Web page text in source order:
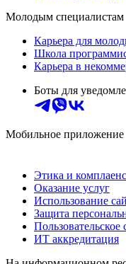
Молодым специалистам
Карьера для
Школа
Карьера в
Боты для
Мобильное приложение
Этика и комплаенс
Оказание услуг
Использование
Защита
Пользовательское
ИТ аккредитация